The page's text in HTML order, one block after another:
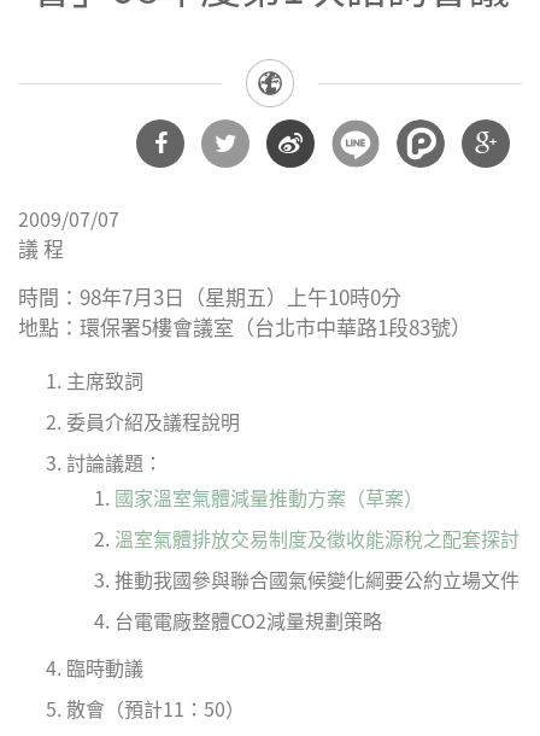
FacebookTwitter
博
2009/07/07
議 程
時間：98年7月3日（星期五）上午10時0分
地點：環保署5樓會議室（台北市中華路1段83號）
主席致詞
委員介紹及議程說明
討論議題：
國家溫室氣體減量推動方案（草案）
溫室氣體排放交易制度及徵收能源稅之配套探討
推動我國參與聯合國氣候變化綱要公約立場文件
台電電廠整體CO2減量規劃策略
臨時動議
散會（預計11：50）